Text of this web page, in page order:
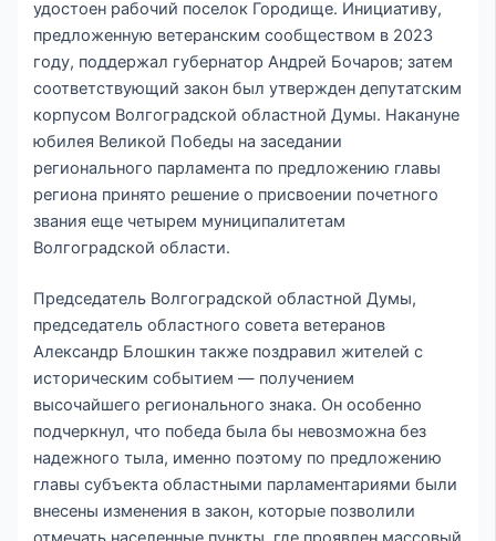
удостоен рабочий поселок Городище. Инициативу,
предложенную ветеранским сообществом в 2023
году, поддержал губернатор Андрей Бочаров; затем
соответствующий закон был утвержден депутатским
корпусом Волгоградской областной Думы. Накануне
юбилея Великой Победы на заседании
регионального парламента по предложению главы
региона принято решение о присвоении почетного
звания еще четырем муниципалитетам
Волгоградской области.
Председатель Волгоградской областной Думы,
председатель областного совета ветеранов
Александр Блошкин также поздравил жителей с
историческим событием — получением
высочайшего регионального знака. Он особенно
подчеркнул, что победа была бы невозможна без
надежного тыла, именно поэтому по предложению
главы субъекта областными парламентариями были
внесены изменения в закон, которые позволили